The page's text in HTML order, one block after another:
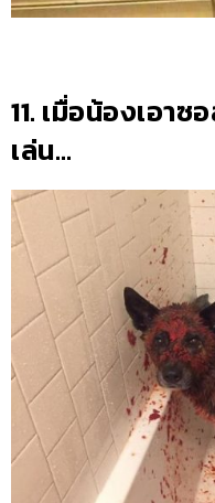
11. เมื่อน้องเอาซ
เล่น…